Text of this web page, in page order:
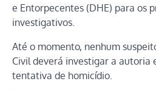
e Entorpecentes (DHE) para os
investigativos.
Até o momento, nenhum
Civil deverá investigar a autoria
tentativa de homicídio.